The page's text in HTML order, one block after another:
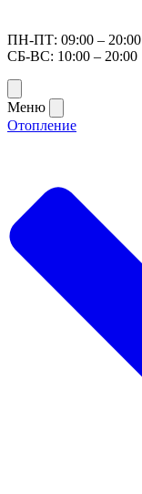
ПН-ПТ: 09:00 – 20:00
СБ-ВС: 10:00 – 20:00
Меню
Отопление